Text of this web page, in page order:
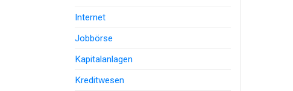
Internet
Jobbörse
Kapitalanlagen
Kreditwesen